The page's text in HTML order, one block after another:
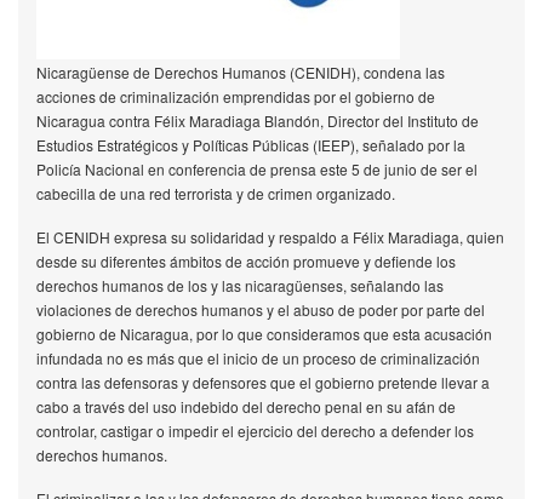
Nicaragüense de Derechos Humanos (CENIDH), condena las
acciones de criminalización emprendidas por el gobierno de
Nicaragua contra Félix Maradiaga Blandón, Director del Instituto de
Estudios Estratégicos y Políticas Públicas (IEEP), señalado por la
Policía Nacional en conferencia de prensa este 5 de junio de ser el
cabecilla de una red terrorista y de crimen organizado.
El CENIDH expresa su solidaridad y respaldo a Félix Maradiaga, quien
desde su diferentes ámbitos de acción promueve y defiende los
derechos humanos de los y las nicaragüenses, señalando las
violaciones de derechos humanos y el abuso de poder por parte del
gobierno de Nicaragua, por lo que consideramos que esta acusación
infundada no es más que el inicio de un proceso de criminalización
contra las defensoras y defensores que el gobierno pretende llevar a
cabo a través del uso indebido del derecho penal en su afán de
controlar, castigar o impedir el ejercicio del derecho a defender los
derechos humanos.